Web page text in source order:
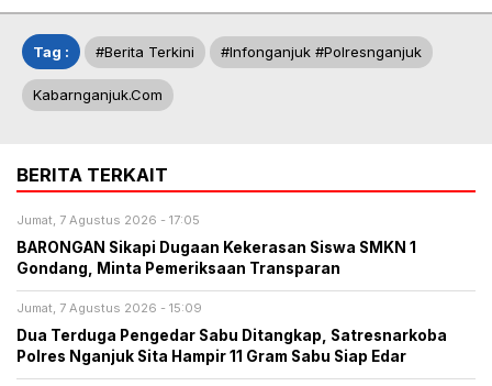
Tag : #berita Terkini #infonganjuk #polresnganjuk
Kabarnganjuk.com
BERITA TERKAIT
Jumat, 7 Agustus 2026 - 17:05
BARONGAN Sikapi Dugaan Kekerasan Siswa SMKN 1
Gondang, Minta Pemeriksaan Transparan
Jumat, 7 Agustus 2026 - 15:09
Dua Terduga Pengedar Sabu Ditangkap, Satresnarkoba
Polres Nganjuk Sita Hampir 11 Gram Sabu Siap Edar